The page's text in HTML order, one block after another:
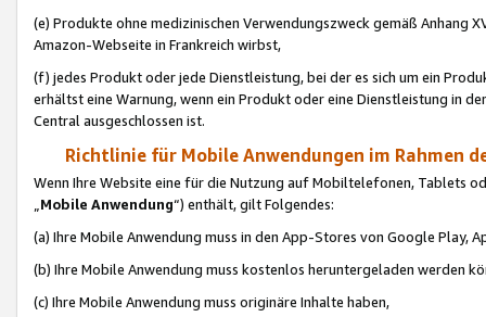
(e) Produkte ohne medizinischen Verwendungszweck gemäß Anhang
Amazon-Webseite in Frankreich wirbst,
(f) jedes Produkt oder jede Dienstleistung, bei der es sich um ein
erhältst eine Warnung, wenn ein Produkt oder eine Dienstleistung in
Central ausgeschlossen ist.
Richtlinie für Mobile Anwendungen im Rahmen
Wenn Ihre Website eine für die Nutzung auf Mobiltelefonen, Tablets
„Mobile Anwendung“) enthält, gilt Folgendes:
(a) Ihre Mobile Anwendung muss in den App-Stores von Google Play,
(b) Ihre Mobile Anwendung muss kostenlos heruntergeladen werden
(c) Ihre Mobile Anwendung muss originäre Inhalte haben,